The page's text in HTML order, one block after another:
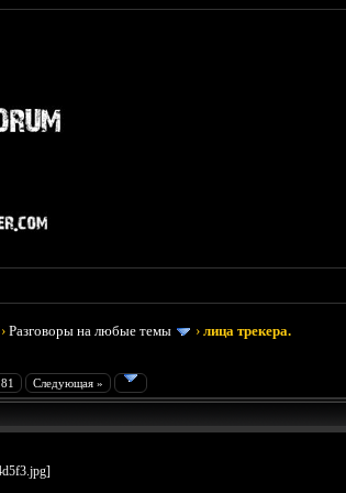
›Разговоры на любые темы ›лица трекера.
81 Следующая »